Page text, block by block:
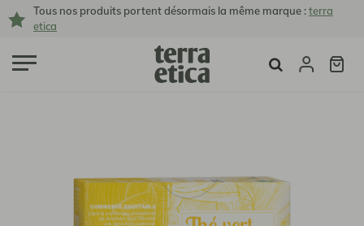
Tous nos produits portent désormais la même marque :terra
etica